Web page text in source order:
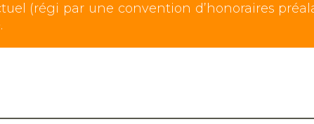
(régi par une convention d’honoraires